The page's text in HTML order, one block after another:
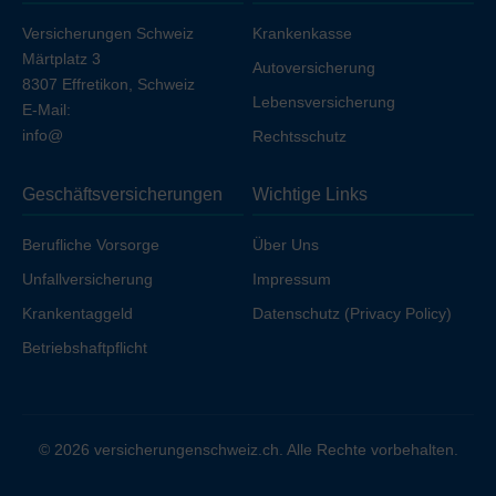
Versicherungen Schweiz
Märtplatz 3
8307 Effretikon, Schweiz
E-Mail:
info@
Krankenkasse
Autoversicherung
Lebensversicherung
Rechtsschutz
Geschäftsversicherungen
Berufliche Vorsorge
Unfallversicherung
Krankentaggeld
Betriebshaftpflicht
Wichtige Links
Über Uns
Impressum
Datenschutz (Privacy Policy)
© 2026 versicherungenschweiz.ch. Alle Rechte vorbehalten.